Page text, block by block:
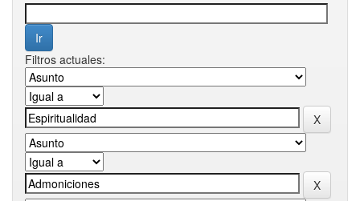
Filtros actuales: